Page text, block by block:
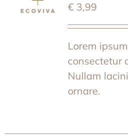
€3,99
Lorem
consectetur
Nullam
ornare.